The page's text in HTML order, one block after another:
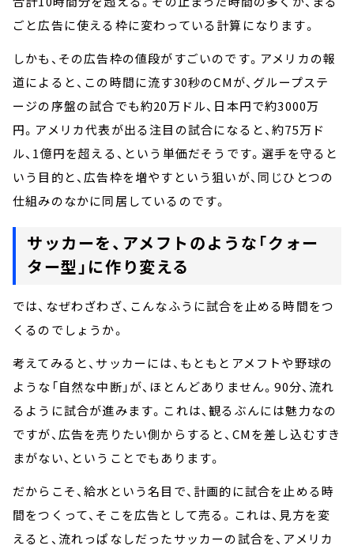
ごと広告に使える枠に変わっている計算になります。
しかも、その広告枠の値段がすごいのです。アメリカの報
道によると、この時間に流す30秒のCMが、グループステ
ージの序盤の試合でも約20万ドル、日本円で約3000万
円。アメリカ代表が出る注目の試合になると、約75万ド
ル、1億円を超える、という単価だそうです。選手を守ると
いう目的と、広告枠を増やすという狙いが、同じひとつの
仕組みのなかに同居しているのです。
サッカーを、アメフトのような「クォー
ター型」に作り変える
では、なぜわざわざ、こんなふうに試合を止める時間をつ
くるのでしょうか。
考えてみると、サッカーには、もともとアメフトや野球の
ような「自然な中断」が、ほとんどありません。90分、流れ
るように試合が進みます。これは、観るぶんには魅力なの
ですが、広告を売りたい側からすると、CMを差し込むすき
まがない、ということでもあります。
だからこそ、給水という名目で、計画的に試合を止める時
間をつくって、そこを広告として売る。これは、見方を変
えると、流れっぱなしだったサッカーの試合を、アメリカ